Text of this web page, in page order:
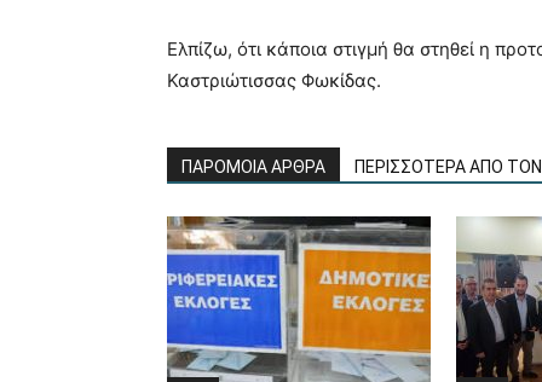
Ελπίζω, ότι κάποια στιγμή θα στηθεί η
Καστριώτισσας Φωκίδας.
ΠΑΡΟΜΟΙΑ ΑΡΘΡΑ ΠΕΡΙΣΣΟΤΕΡΑ ΑΠΟ